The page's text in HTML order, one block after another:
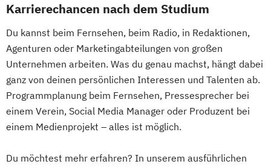
Karrierechancen nach dem Studium
Du kannst beim Fernsehen, beim Radio, in Redaktionen,
Agenturen oder Marketingabteilungen von großen
Unternehmen arbeiten. Was du genau machst, hängt dabei
ganz von deinen persönlichen Interessen und Talenten ab.
Programmplanung beim Fernsehen, Pressesprecher bei
einem Verein, Social Media Manager oder Produzent bei
einem Medienprojekt – alles ist möglich.
Du möchtest mehr erfahren? In unserem ausführlichen